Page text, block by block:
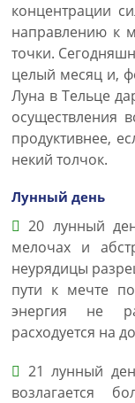
концентрации
направлению к
точки.
целый месяц и,
Луна в Тельце
осуществления
продуктивнее,
некий толчок.
Лунный день
20 лунный
мелочах и
неурядицы
пути к мечте
энергия не
расходуется на
21 лунный
возлагается